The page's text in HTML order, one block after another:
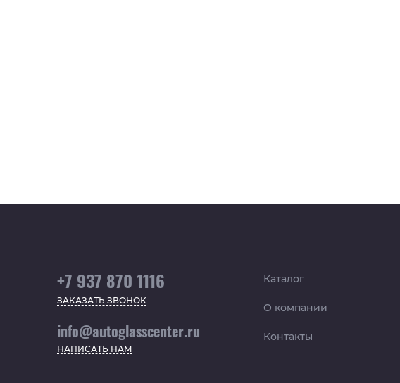
+7 937 870 1116
ЗАКАЗАТЬ ЗВОНОК
info@autoglasscenter.ru
НАПИСАТЬ НАМ
Каталог
О компании
Контакты